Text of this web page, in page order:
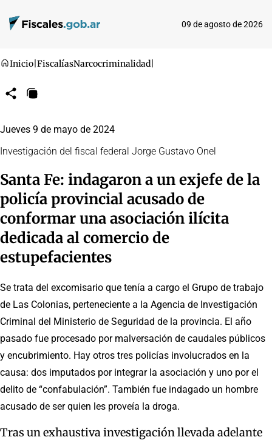
09 de agosto de 2026
Inicio FiscalíasNarcocriminalidad
CompartirCopiar
Jueves 9 de mayo de 2024
Investigación del fiscal federal Jorge Gustavo Onel
Santa Fe: indagaron a un exjefe de la
policía provincial acusado de
conformar una asociación ilícita
dedicada al comercio de
estupefacientes
Se trata del excomisario que tenía a cargo el Grupo de trabajo
de Las Colonias, perteneciente a la Agencia de Investigación
Criminal del Ministerio de Seguridad de la provincia. El año
pasado fue procesado por malversación de caudales públicos
y encubrimiento. Hay otros tres policías involucrados en la
causa: dos imputados por integrar la asociación y uno por el
delito de “confabulación”. También fue indagado un hombre
acusado de ser quien les proveía la droga.
Tras un exhaustiva investigación llevada adelante